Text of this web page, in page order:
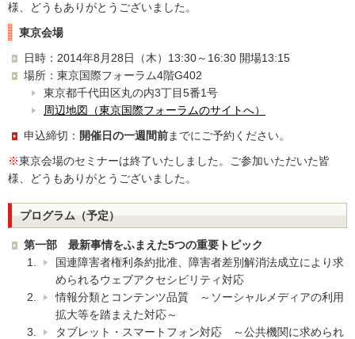
様、どうもありがとうございました。
東京会場
日時：2014年8月28日（木）13:30～16:30 開場13:15
場所：東京国際フォーラム4階G402
東京都千代田区丸の内3丁目5番1号
周辺地図（東京国際フォーラムのサイトへ）
申込締切： 開催日の一週間前までにご予約ください。
※東京会場のセミナーは終了いたしました。ご参加いただいた皆
様、どうもありがとうございました。
プログラム（予定）
第一部 最新事情をふまえた5つの重要トピック
国連障害者権利条約批准、障害者差別解消法成立により求
められるウェブアクセシビリティ対応
情報分類とコンテンツ品質 ～ソーシャルメディアの利用
拡大等を踏まえた対応～
タブレット・スマートフォン対応 ～公共機関に求められ